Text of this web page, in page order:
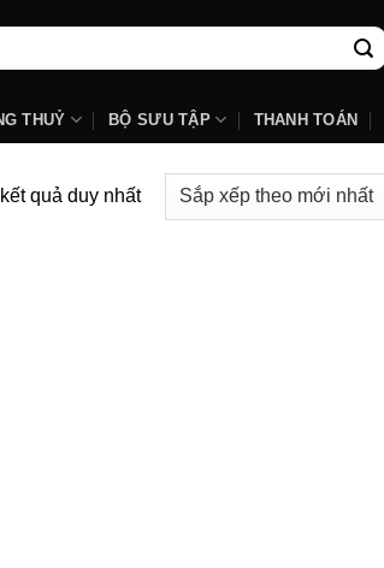
THUỶ BỘ SƯU TẬP THANH TOÁN
quả duy nhất